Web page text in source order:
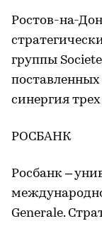
Ростов-на-
группы
поставленных
синергия
РОСБАНК
Росбанк –
Generale.